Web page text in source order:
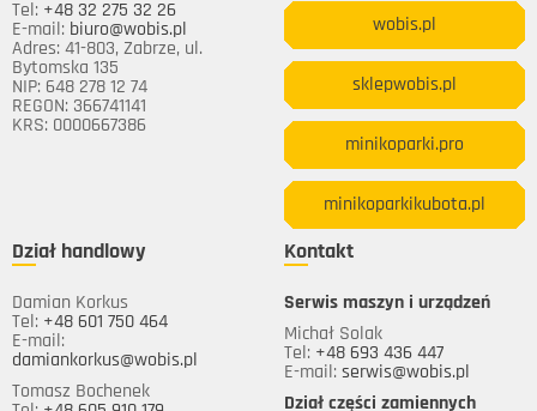
Tel: +48 32 275 32 26
E-mail: biuro@wobis.pl
Adres: 41-803, Zabrze, ul.
Bytomska 135
NIP: 648 278 12 74
REGON: 366741141
KRS: 0000667386
wobis.pl
sklepwobis.pl
minikoparki.pro
minikoparkikubota.pl
Dział handlowy
Damian Korkus
Tel: +48 601 750 464
E-mail:
damiankorkus@wobis.pl
Tomasz Bochenek
Kontakt
Serwis maszyn i urządzeń
Michał Solak
Tel: +48 693 436 447
E-mail: serwis@wobis.pl
Dział części zamiennych